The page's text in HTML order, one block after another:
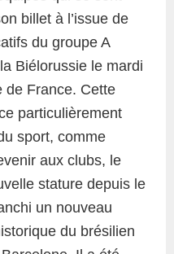
billet à l’issue de
du groupe A
Biélorussie le mardi
de France. Cette
particulièrement
sport, comme
aux clubs, le
stature depuis le
un nouveau
du brésilien